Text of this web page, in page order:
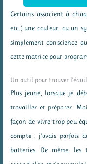
Certains associent à
etc.) une couleur, ou un
simplement conscience
cette matrice pour
Un outil pour trouver
Plus jeune, lorsque je
travailler et préparer.
façon de vivre trop peu
compte : j’avais parfois
batteries. De même, les